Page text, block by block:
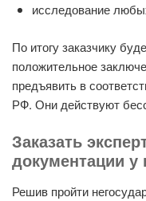
исследование
По итогу заказчику
положительное
предъявить в
РФ. Они действуют
Заказать
документации у
Решив пройти